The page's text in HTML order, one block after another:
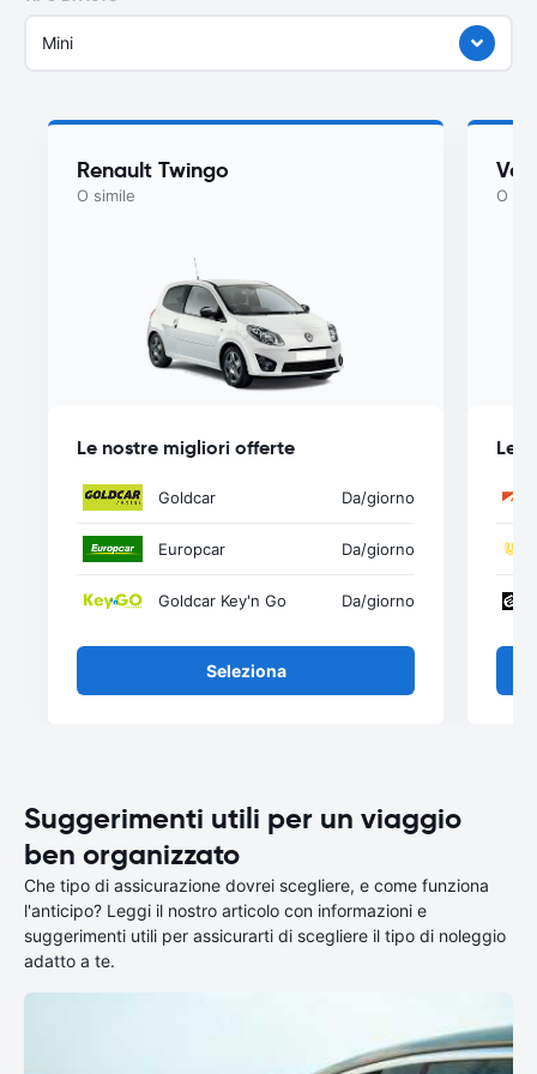
Mini
Renault Twingo
O simile
Le nostre migliori offerte
Goldcar Da/giorno
Europcar Da/giorno
Goldcar Key'n Go Da/giorno
Seleziona
O
Le
Suggerimenti utili per un viaggio
ben organizzato
Che tipo di assicurazione dovrei scegliere, e come funziona
l'anticipo? Leggi il nostro articolo con informazioni e
suggerimenti utili per assicurarti di scegliere il tipo di noleggio
adatto a te.